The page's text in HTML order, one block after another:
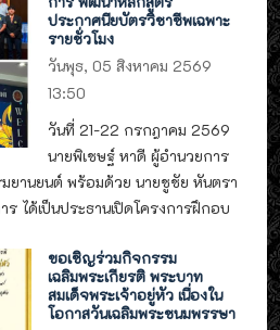
ประกาศนียบัตรวิชาชีพเฉพาะ
รายชั่วโมง
วันพุธ, 05 สิงหาคม 2569
13:50
วันที่ 21-22 กรกฎาคม 2569
นายพิเชษฐ์ หาดี ผู้อำนวยการ
ยานยนต์ พร้อมด้วย นายชูชัย หันตรา
ได้เป็นประธานเปิดโครงการฝึกอบ
ขอเชิญร่วมกิจกรรม
เฉลิมพระเกียรติ พระบาท
สมเด็จพระเจ้าอยู่หัว เนื่องใน
โอกาสวันเฉลิมพระชนมพรรษา